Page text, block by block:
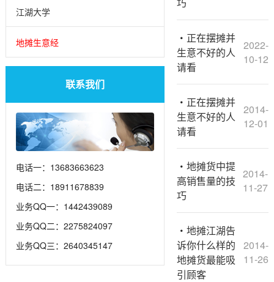
江湖大学
地摊生意经
联系我们
电话一：13683663623
电话二：18911678839
业务QQ一：1442439089
业务QQ二：2275824097
业务QQ三：2640345147
正在摆摊并
生意不好的人
请看
2022-
10-12
正在摆摊并
生意不好的人
请看
2014-
12-01
地摊货中提
高销售量的技
巧
2014-
11-27
地摊江湖告
诉你什么样的
地摊货最能吸
引顾客
2014-
11-26